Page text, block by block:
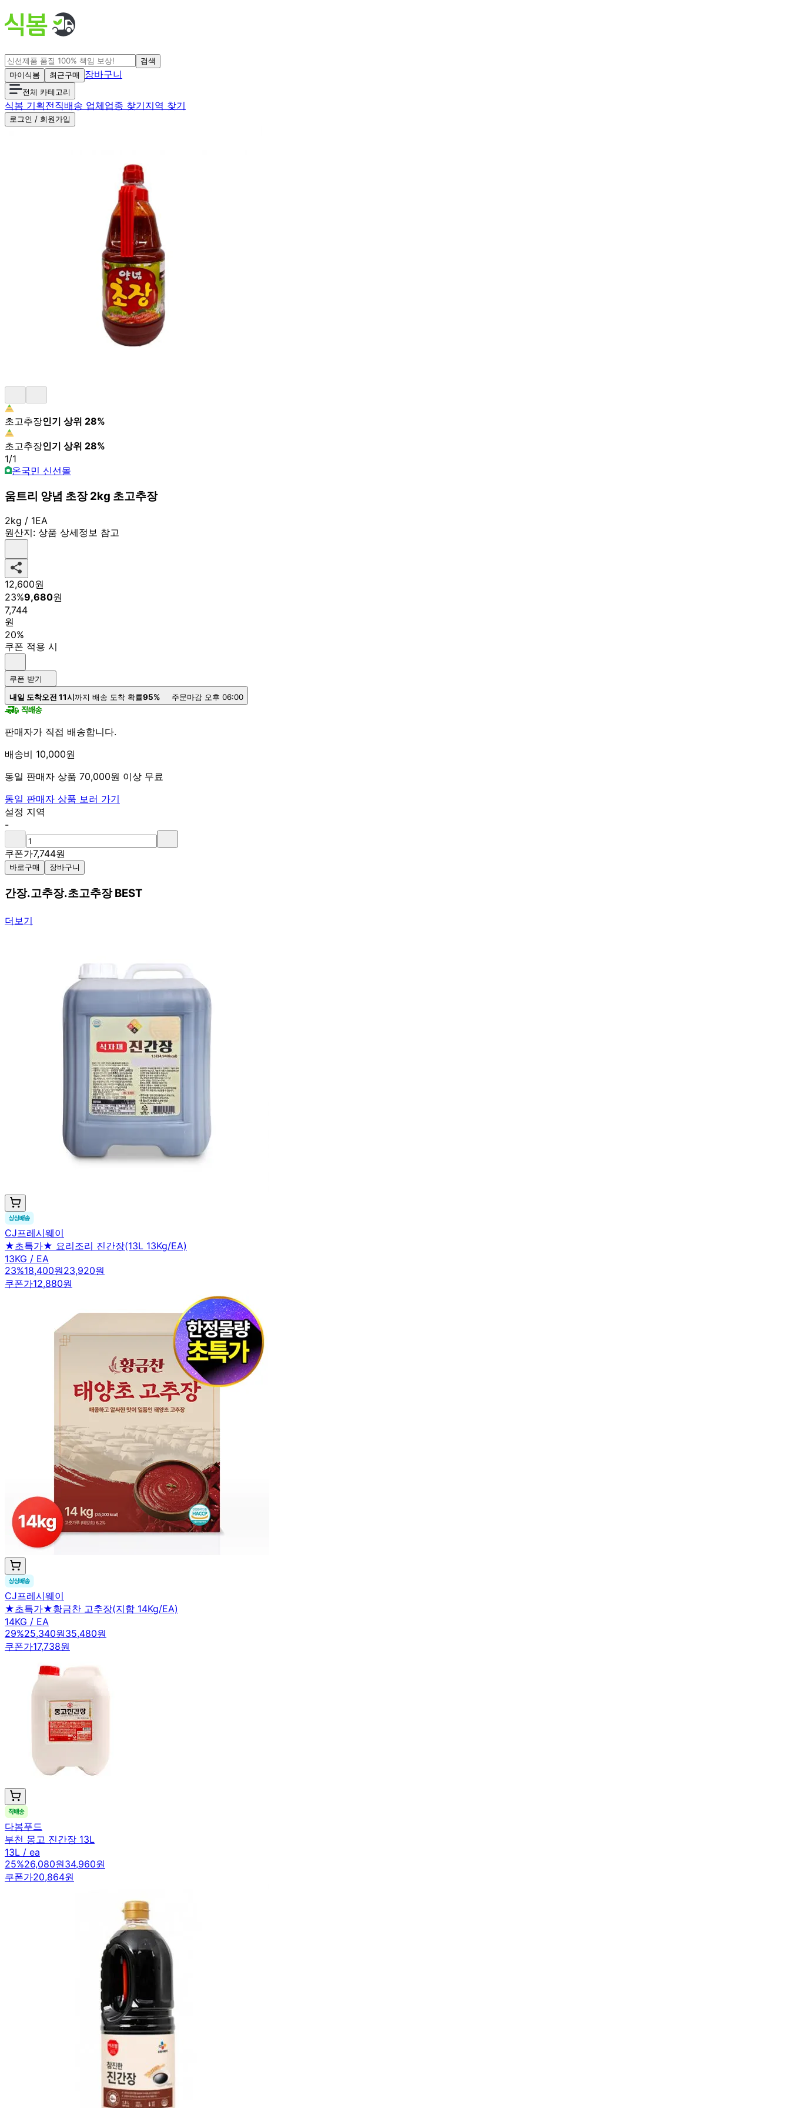
검색
마이식봄
최근구매 장바구니
전체 카테고리
식봄 기획전직배송 업체업종 찾기지역 찾기
로그인 / 회원가입
초고추장인기 상위 28%
초고추장인기 상위 28%
1/1
온국민 신선몰
움트리 양념 초장 2kg 초고추장
2kg / 1EA
원산지: 상품 상세정보 참고
12,600원
23%9,680원
7,744
원
20%
쿠폰 적용 시
쿠폰 받기
내일 도착오전 11시까지 배송 도착 확률95% 주문마감 오후 06:00
판매자가 직접 배송합니다.
배송비 10,000원
동일 판매자 상품 70,000원 이상 무료
동일 판매자 상품 보러 가기
설정 지역
-
쿠폰가7,744원
바로구매 장바구니
간장.고추장.초고추장 BEST
더보기
CJ프레시웨이
★초특가★ 요리조리 진간장(13L 13Kg/EA)
13KG / EA
23%18,400원23,920원
쿠폰가12,880원
CJ프레시웨이
★초특가★황금찬 고추장(지함 14Kg/EA)
14KG / EA
29%25,340원35,480원
쿠폰가17,738원
다봄푸드
부천 몽고 진간장 13L
13L / ea
25%26,080원34,960원
쿠폰가20,864원